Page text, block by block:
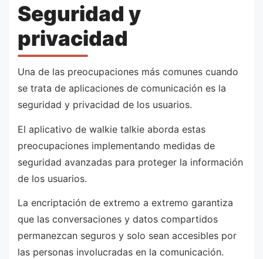
Seguridad y
privacidad
Una de las preocupaciones más comunes cuando
se trata de aplicaciones de comunicación es la
seguridad y privacidad de los usuarios.
El aplicativo de walkie talkie aborda estas
preocupaciones implementando medidas de
seguridad avanzadas para proteger la información
de los usuarios.
La encriptación de extremo a extremo garantiza
que las conversaciones y datos compartidos
permanezcan seguros y solo sean accesibles por
las personas involucradas en la comunicación.